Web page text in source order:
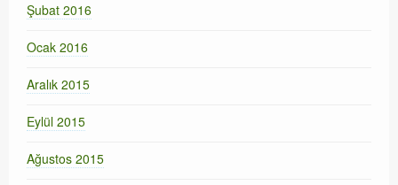
Şubat 2016
Ocak 2016
Aralık 2015
Eylül 2015
Ağustos 2015